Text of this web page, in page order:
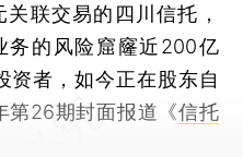
联交易的四川信托，
务的风险窟窿近200亿
资者，如今正在股东自
第26期封面报道《信托